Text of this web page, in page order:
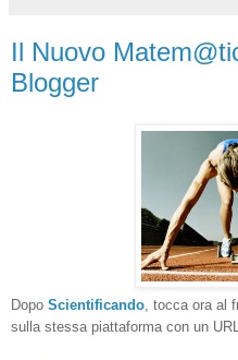
Il Nuovo
Blogger
Dopo Scientificando , tocca ora al
sulla stessa piattaforma con un